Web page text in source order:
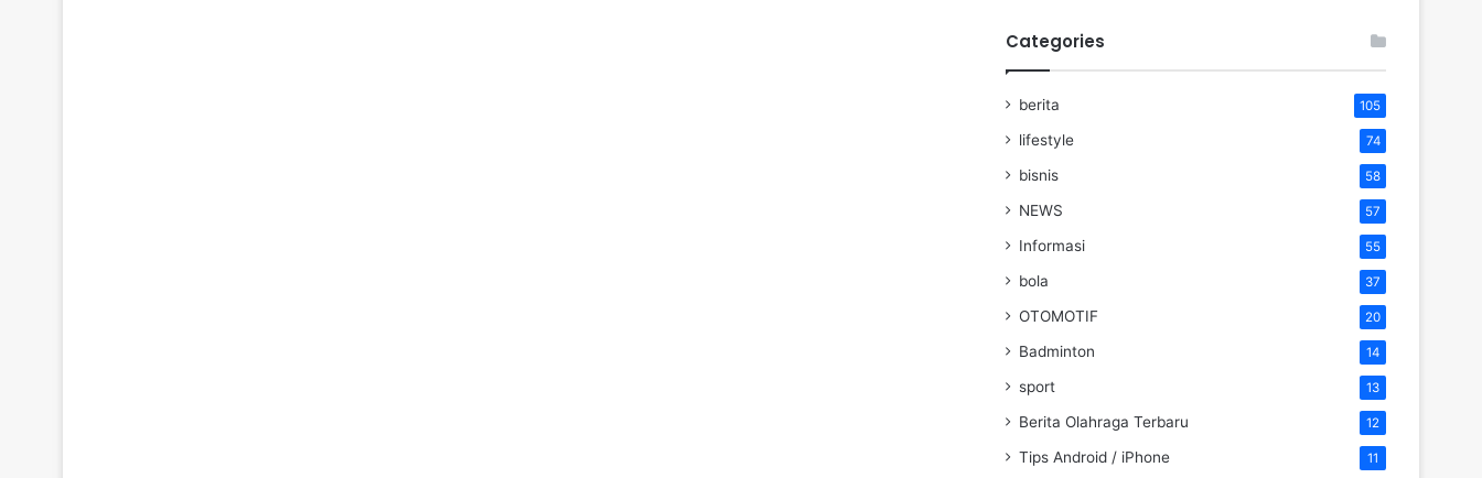
Categories
berita 105
lifestyle 74
bisnis 58
NEWS 57
Informasi 55
bola 37
OTOMOTIF 20
Badminton 14
sport 13
Berita Olahraga Terbaru 12
Tips Android / iPhone 11